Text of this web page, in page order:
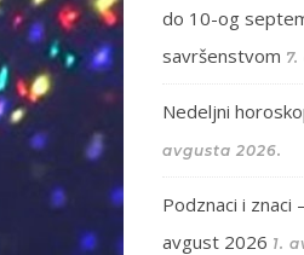
do 10-og
savršenstvom
Nedeljni
avgusta 2026.
Podznaci i znaci
avgust 2026 1.